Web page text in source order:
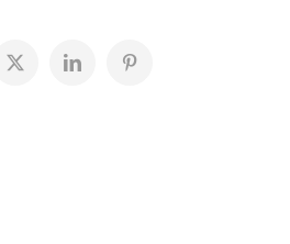
X LinkedInPinterest